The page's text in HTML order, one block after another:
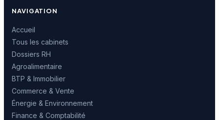
NAVIGATION
Accueil
Tous les cabinets
Dossiers RH
Agroalimentaire
BTP & Immobilier
Commerce & Vente
Énergie & Environnement
Finance & Comptabilité